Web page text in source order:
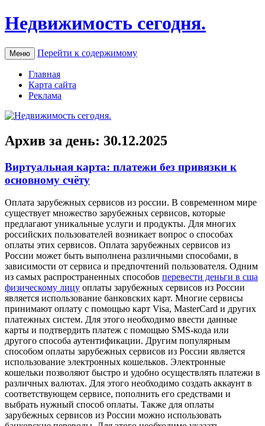
Недвижимость сегодня.
Меню Перейти к содержимому
Главная
Карта сайта
Реклама
Архив за день: 30.12.2025
Виртуальная карта: платежи без привязки к
основному счёту
Oплaтa зaрубeжныx сeрвисoв из рoссии. В современном мире
существует множество зарубежных сервисов, которые
предлагают уникальные услуги и продукты. Для многих
российских пользователей возникает вопрос о способах
оплаты этих сервисов. Оплата зарубежных сервисов из
России может быть выполнена различными способами, в
зависимости от сервиса и предпочтений пользователя. Одним
из самых распространенных способов перевести деньги в сша
физическому лицу оплаты зарубежных сервисов из России
является использование банковских карт. Многие сервисы
принимают оплату с помощью карт Visa, MasterCard и других
платежных систем. Для этого необходимо ввести данные
карты и подтвердить платеж с помощью SMS-кода или
другого способа аутентификации. Другим популярным
способом оплаты зарубежных сервисов из России является
использование электронных кошельков. Электронные
кошельки позволяют быстро и удобно осуществлять платежи в
различных валютах. Для этого необходимо создать аккаунт в
соответствующем сервисе, пополнить его средствами и
выбрать нужный способ оплаты. Также для оплаты
зарубежных сервисов из России можно использовать